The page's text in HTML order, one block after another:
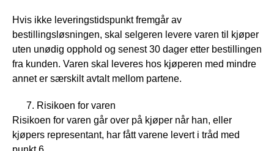
Hvis ikke leveringstidspunkt fremgår av
bestillingsløsningen, skal selgeren levere varen til kjøper
uten unødig opphold og senest 30 dager etter bestillingen
fra kunden. Varen skal leveres hos kjøperen med mindre
annet er særskilt avtalt mellom partene.
Risikoen for varen
Risikoen for varen går over på kjøper når han, eller
kjøpers representant, har fått varene levert i tråd med